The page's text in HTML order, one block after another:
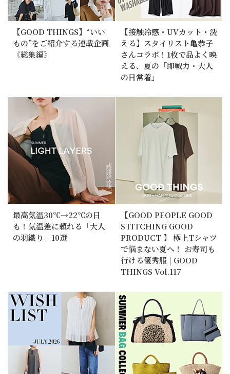
【GOOD THINGS】“いい
もの”をご紹介する連載企画
《総集編》
【接触冷感・UVカット・洗
える】スタイリスト亀恭子
さんコラボ！1枚で品よく映
える、夏の「即戦力・大人
の日常着」
最高気温30℃→22℃の日
も！気温差に頼れる「大人
の羽織り」10選
【GOOD PEOPLE GOOD
STITCHING GOOD
PRODUCT 】 極上Tシャツ
で悩まない夏へ！ お寿司も
行ける優秀服 | GOOD
THINGS Vol.117